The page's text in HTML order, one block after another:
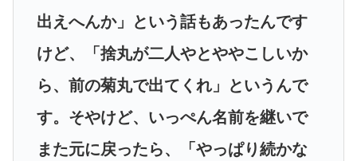
出えへんか」という話もあったんです
けど、「捨丸が二人やとややこしいか
ら、前の菊丸で出てくれ」というんで
す。そやけど、いっぺん名前を継いで
また元に戻ったら、「やっぱり続かな